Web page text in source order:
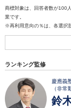
商標対象は、回答者数が100
業です。
※再利用意向の％は、各選択
ランキング監修
慶應義
（非常
鈴